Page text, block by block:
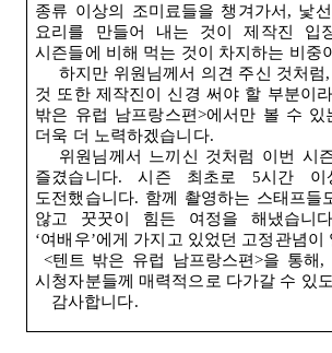
종류 이상의 조미료들을 챙겨가서 , 낯
요리를 만들어 내는 것이 제작진 입
시즌들에 비해 먹는 것이 차지하는 비중
하지만 위원님께서 의견 주신 것처럼,
것 또한 제작진이 신경 써야 할 부분이
밖은 유럽 남프랑스편>에서만 볼 수 있
더욱 더 노력하겠습니다.
위원님께서 느끼신 것처럼 이번 시
즐겼습니다.시즌 최초로 5시간 이
도전했습니다. 함께 촬영하는 스태프들
않고 꿋꿋이 힘든 여정을 해냈습니다
‘여배우’에게 가지고 있었던 고정관념
<텐트 밖은 유럽 남프랑스편>을 통해 ,
시청자분들께 매력적으로 다가갈 수 있
감사합니다.